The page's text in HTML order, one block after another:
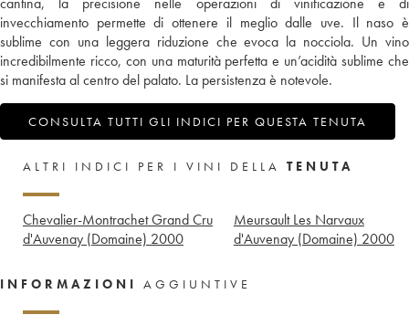
invecchiamento permette di ottenere il meglio dalle uve. Il naso è
sublime con una leggera riduzione che evoca la nocciola. Un vino
incredibilmente ricco, con una maturità perfetta e un’acidità sublime che
si manifesta al centro del palato. La persistenza è notevole.
CONSULTA TUTTI GLI INDICI PER QUESTA TENUTA
ALTRI INDICI PER I VINI DELLA TENUTA
Chevalier-Montrachet Grand Cru
d'Auvenay (Domaine) 2000
Meursault Les Narvaux
d'Auvenay (Domaine) 2000
INFORMAZIONI AGGIUNTIVE